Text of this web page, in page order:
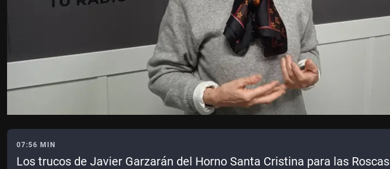
07:56 MIN
Los trucos de Javier Garzarán del Horno Santa Cristina para las Roscas